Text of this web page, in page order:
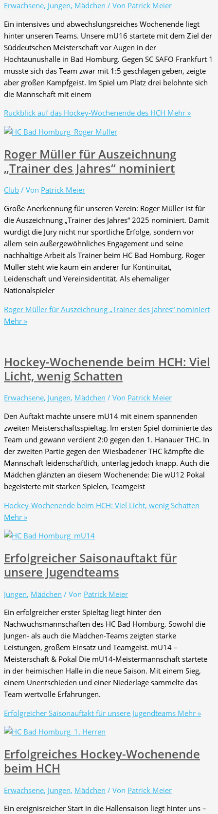
Erwachsene, Jungen, Mädchen / Von Patrick Meier
Ein intensives und abwechslungsreiches Wochenende liegt
hinter unseren Teams. Unsere mU16 startete mit dem Ziel der
Süddeutschen Meisterschaft vor Augen in der
Hochtaunushalle in Bad Homburg. Gegen SC SAFO Frankfurt 1
musste sich das Team zwar mit 1:5 geschlagen geben, zeigte
aber großen Kampfgeist. Im Spiel um Platz drei belohnte sich
die Mannschaft mit einem
Rückblick auf das Hockey-Wochenende des HCH Mehr »
Roger Müller für Auszeichnung
„Trainer des Jahres“ nominiert
Club / Von Patrick Meier
Große Anerkennung für unseren Verein: Roger Müller ist für
die Auszeichnung „Trainer des Jahres“ 2025 nominiert. Damit
würdigt die Jury nicht nur sportliche Erfolge, sondern vor
allem sein außergewöhnliches Engagement und seine
nachhaltige Arbeit als Trainer beim HC Bad Homburg. Roger
Müller steht wie kaum ein anderer für Kontinuität,
Leidenschaft und Vereinsidentität. Als ehemaliger
Nationalspieler
Roger Müller für Auszeichnung „Trainer des Jahres“ nominiert
Mehr »
Hockey-Wochenende beim HCH: Viel
Licht, wenig Schatten
Erwachsene, Jungen, Mädchen / Von Patrick Meier
Den Auftakt machte unsere mU14 mit einem spannenden
zweiten Meisterschaftsspieltag. Im ersten Spiel dominierte das
Team und gewann verdient 2:0 gegen den 1. Hanauer THC. In
der zweiten Partie gegen den Wiesbadener THC kämpfte die
Mannschaft leidenschaftlich, unterlag jedoch knapp. Auch die
Mädchen glänzten an diesem Wochenende: Die wU12 Pokal
begeisterte mit starken Spielen, Teamgeist
Hockey-Wochenende beim HCH: Viel Licht, wenig Schatten
Mehr »
Erfolgreicher Saisonauftakt für
unsere Jugendteams
Jungen, Mädchen / Von Patrick Meier
Ein erfolgreicher erster Spieltag liegt hinter den
Nachwuchsmannschaften des HC Bad Homburg. Sowohl die
Jungen- als auch die Mädchen-Teams zeigten starke
Leistungen, großem Einsatz und Teamgeist. mU14 –
Meisterschaft & Pokal Die mU14-Meistermannschaft startete
in der heimischen Halle in die neue Saison. Mit einem Sieg,
einem Unentschieden und einer Niederlage sammelte das
Team wertvolle Erfahrungen.
Erfolgreicher Saisonauftakt für unsere Jugendteams Mehr »
Erfolgreiches Hockey-Wochenende
beim HCH
Erwachsene, Jungen, Mädchen / Von Patrick Meier
Ein ereignisreicher Start in die Hallensaison liegt hinter uns –